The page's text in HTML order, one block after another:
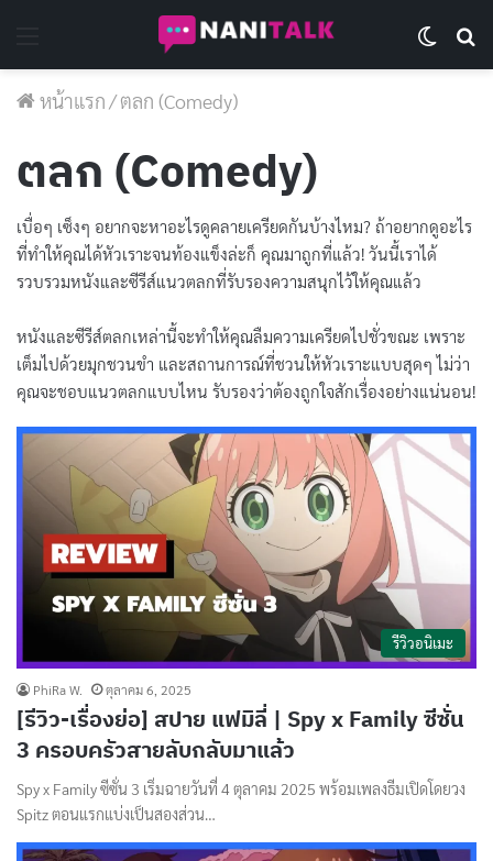
หน้าแรก/ตลก (Comedy)
ตลก (Comedy)
เบื่อๆ เซ็งๆ อยากจะหาอะไรดูคลายเครียดกันบ้างไหม? ถ้าอยากดูอะไร
ที่ทำให้คุณได้หัวเราะจนท้องแข็งล่ะก็ คุณมาถูกที่แล้ว! วันนี้เราได้
รวบรวมหนังและซีรีส์แนวตลกที่รับรองความสนุกไว้ให้คุณแล้ว
หนังและซีรีส์ตลกเหล่านี้จะทำให้คุณลืมความเครียดไปชั่วขณะ เพราะ
เต็มไปด้วยมุกชวนขำ และสถานการณ์ที่ชวนให้หัวเราะแบบสุดๆ ไม่ว่า
คุณจะชอบแนวตลกแบบไหน รับรองว่าต้องถูกใจสักเรื่องอย่างแน่นอน!
รีวิวอนิเมะ
PhiRa W. ตุลาคม 6, 2025
[รีวิว-เรื่องย่อ] สปาย แฟมิลี่ | Spy x Family ซีซั่น
3 ครอบครัวสายลับกลับมาแล้ว
Spy x Family ซีซั่น 3 เริ่มฉายวันที่ 4 ตุลาคม 2025 พร้อมเพลงธีมเปิดโดยวง
Spitz ตอนแรกแบ่งเป็นสองส่วน…